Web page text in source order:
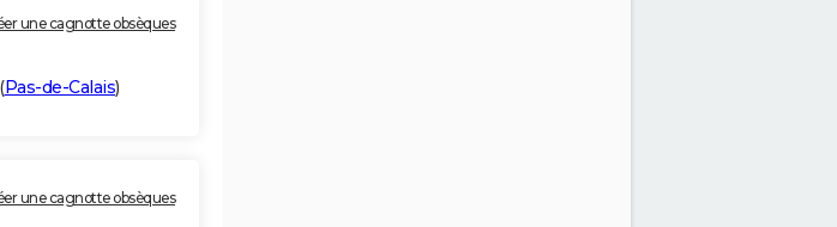
une cagnotte obsèques
Pas-de-Calais)
une cagnotte obsèques